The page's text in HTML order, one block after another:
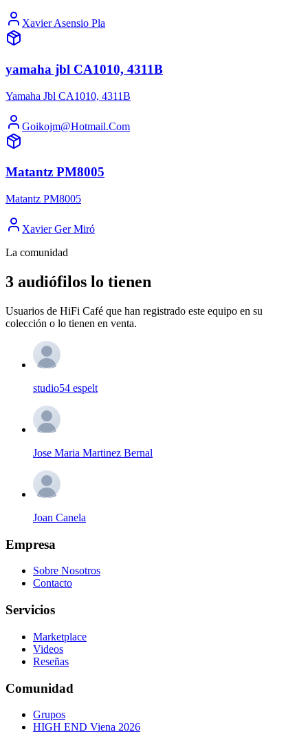
Xavier Asensio Pla
yamaha jbl CA1010, 4311B
Yamaha Jbl CA1010, 4311B
Goikojm@Hotmail.Com
Matantz PM8005
Matantz PM8005
Xavier Ger Miró
La comunidad
3 audiófilos lo tienen
Usuarios de HiFi Café que han registrado este equipo en su
colección o lo tienen en venta.
studio54 espelt
Jose Maria Martinez Bernal
Joan Canela
Empresa
Sobre Nosotros
Contacto
Servicios
Marketplace
Videos
Reseñas
Comunidad
Grupos
HIGH END Viena 2026